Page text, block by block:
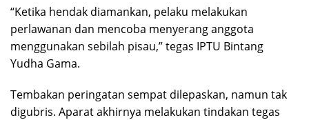
“Ketika hendak diamankan, pelaku melakukan
perlawanan dan mencoba menyerang anggota
menggunakan sebilah pisau,” tegas IPTU Bintang
Yudha Gama.
Tembakan peringatan sempat dilepaskan, namun tak
digubris. Aparat akhirnya melakukan tindakan tegas